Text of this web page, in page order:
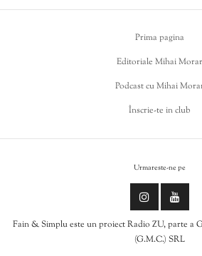
Prima pagina
Editoriale Mihai Morar
Podcast cu Mihai
Înscrie-te in club
Urmareste-ne pe
Fain & Simplu este un proiect Radio ZU, parte
(G.M.C.) SRL